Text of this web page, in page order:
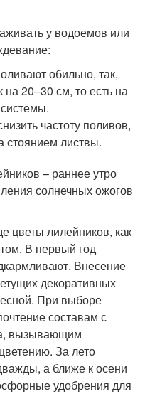
у водоемов или
обильно, так,
20–30 см, то есть на
частоту поливов,
стоянием листвы.
– раннее утро
солнечных ожогов
цветы лилейников, как
В первый год
Внесение
декоративных
При выборе
составам с
вызывающим
За лето
а ближе к осени
удобрения для